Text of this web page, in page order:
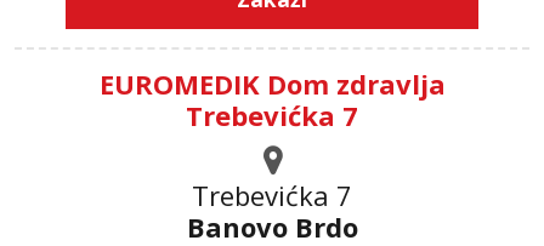
EUROMEDIK Dom zdravlja
Trebevićka 7
Trebevićka 7
Banovo Brdo